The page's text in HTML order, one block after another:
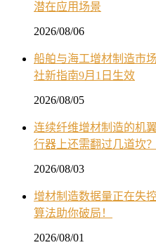
潜在应用场景
2026/08/06
船舶与海工增材制造市
社新指南9月1日生效
2026/08/05
连续纤维增材制造的机
行器上还需翻过几道坎？
2026/08/03
增材制造数据量正在失
算法助你破局！
2026/08/01